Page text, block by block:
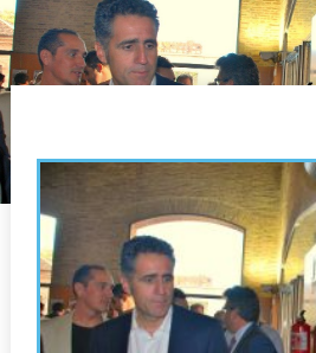
Comunicación
Valencia en deporte
Reservas